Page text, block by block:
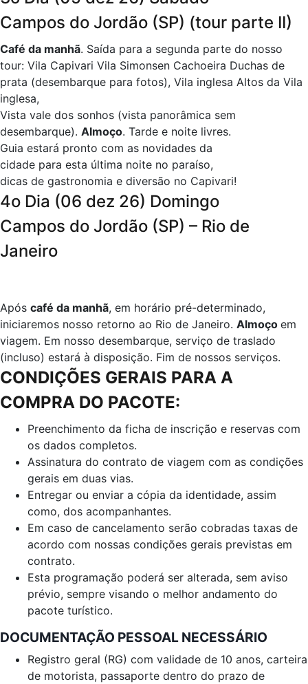
Campos do Jordão (SP) (tour parte II)
Café da manhã. Saída para a segunda parte do nosso
tour: Vila Capivari Vila Simonsen Cachoeira Duchas de
prata (desembarque para fotos), Vila inglesa Altos da Vila
inglesa,
Vista vale dos sonhos (vista panorâmica sem
desembarque). Almoço. Tarde e noite livres.
Guia estará pronto com as novidades da
cidade para esta última noite no paraíso,
dicas de gastronomia e diversão no Capivari!
4o Dia (06 dez 26) Domingo
Campos do Jordão (SP) – Rio de
Janeiro
Após café da manhã, em horário pré-determinado,
iniciaremos nosso retorno ao Rio de Janeiro. Almoço em
viagem. Em nosso desembarque, serviço de traslado
(incluso) estará à disposição. Fim de nossos serviços.
CONDIÇÕES GERAIS PARA A
COMPRA DO PACOTE:
Preenchimento da ficha de inscrição e reservas com
os dados completos.
Assinatura do contrato de viagem com as condições
gerais em duas vias.
Entregar ou enviar a cópia da identidade, assim
como, dos acompanhantes.
Em caso de cancelamento serão cobradas taxas de
acordo com nossas condições gerais previstas em
contrato.
Esta programação poderá ser alterada, sem aviso
prévio, sempre visando o melhor andamento do
pacote turístico.
DOCUMENTAÇÃO PESSOAL NECESSÁRIO
Registro geral (RG) com validade de 10 anos, carteira
de motorista, passaporte dentro do prazo de